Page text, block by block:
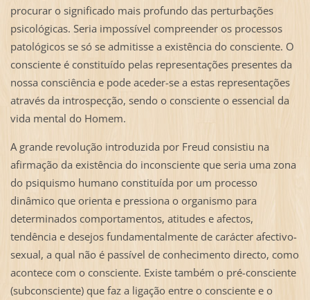
procurar o significado mais profundo das perturbações
psicológicas. Seria impossível compreender os processos
patológicos se só se admitisse a existência do consciente. O
consciente é constituído pelas representações presentes da
nossa consciência e pode aceder-se a estas representações
através da introspecção, sendo o consciente o essencial da
vida mental do Homem.
A grande revolução introduzida por Freud consistiu na
afirmação da existência do inconsciente que seria uma zona
do psiquismo humano constituída por um processo
dinâmico que orienta e pressiona o organismo para
determinados comportamentos, atitudes e afectos,
tendência e desejos fundamentalmente de carácter afectivo-
sexual, a qual não é passível de conhecimento directo, como
acontece com o consciente. Existe também o pré-consciente
(subconsciente) que faz a ligação entre o consciente e o